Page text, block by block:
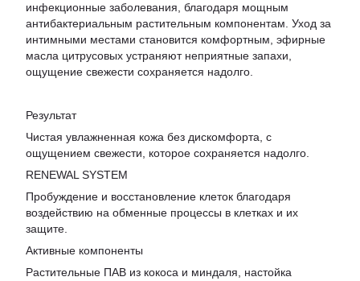
инфекционные заболевания, благодаря мощным
антибактериальным растительным компонентам. Уход за
интимными местами становится комфортным, эфирные
масла цитрусовых устраняют неприятные запахи,
ощущение свежести сохраняется надолго.
Результат
Чистая увлажненная кожа без дискомфорта, с
ощущением свежести, которое сохраняется надолго.
RENEWAL SYSTEM
Пробуждение и восстановление клеток благодаря
воздействию на обменные процессы в клетках и их
защите.
Активные компоненты
Растительные ПАВ из кокоса и миндаля, настойка